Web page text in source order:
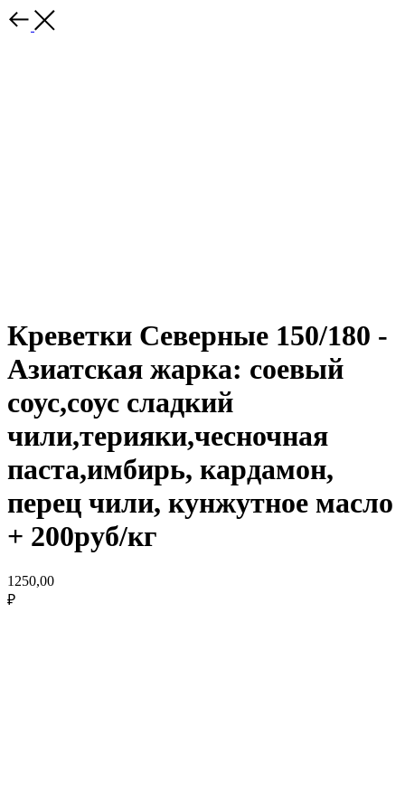
Креветки Северные 150/180 -
Азиатская жарка: соевый
соус,соус сладкий
чили,терияки,чесночная
паста,имбирь, кардамон,
перец чили, кунжутное масло
+ 200руб/кг
1250,00
₽